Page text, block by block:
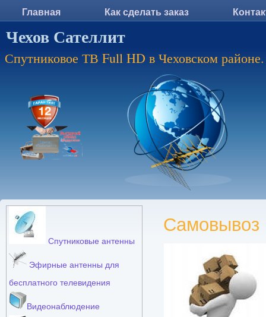
Главная Как сделать заказ
Чехов Сателлит
Спутниковое ТВ Full HD в Чеховском районе.
Спутниковые антенны
Эфирные антенны для
бесплатного телевидения
Видеонаблюдение
Самовывоз